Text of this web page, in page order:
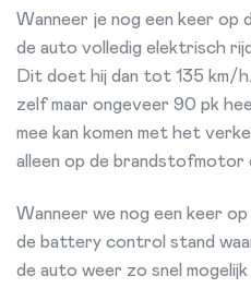
Wanneer je nog een keer op
de auto volledig elektrisch
Dit doet hij dan tot 135 km/
zelf maar ongeveer 90 pk
mee kan komen met het
alleen op de brandstofmotor
Wanneer we nog een keer
de battery control stand
de auto weer zo snel